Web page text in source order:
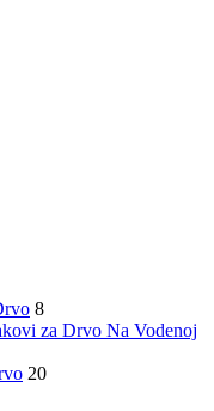
8
za Drvo Na Vodenoj
20